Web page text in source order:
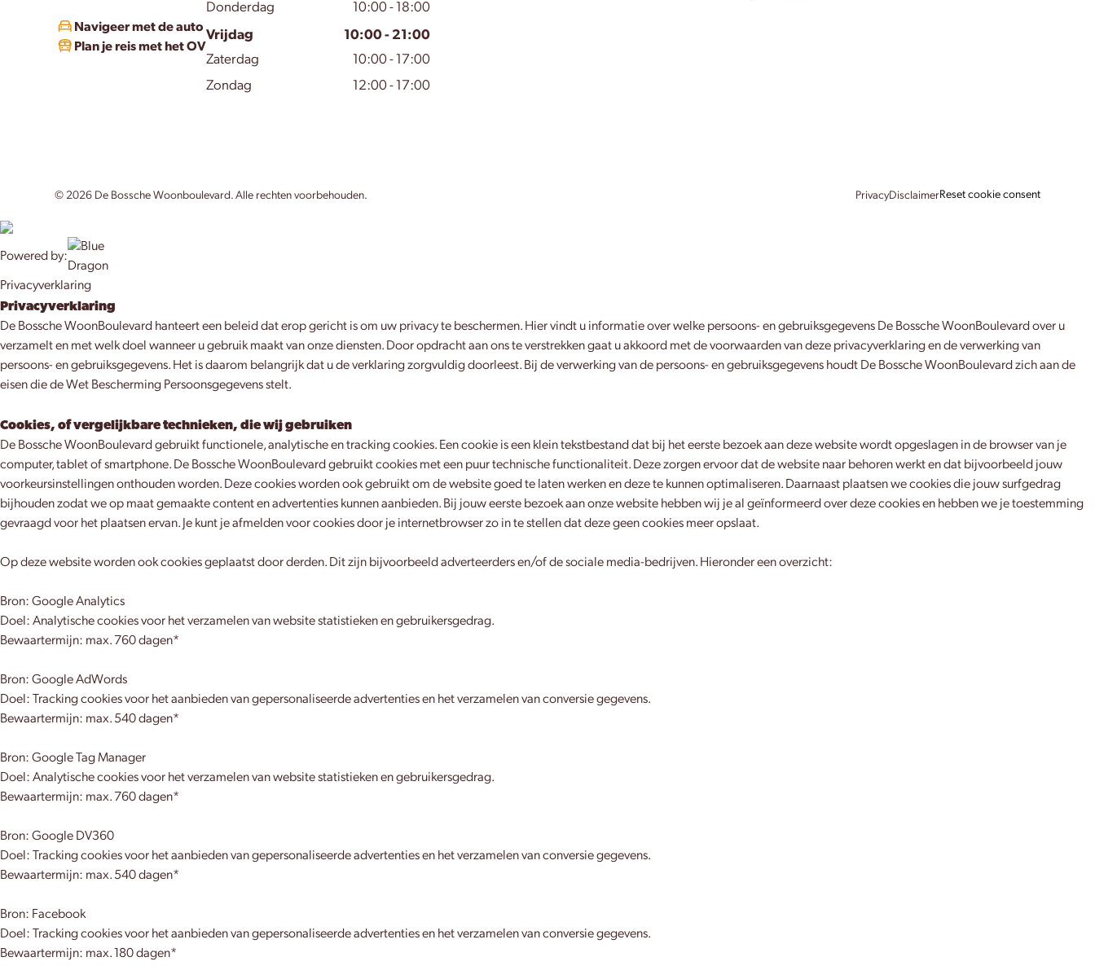
Navigeer met de auto
Plan je reis met het OV
Donderdag
10:00 - 18:00
Vrijdag 10:00 - 21:00
Zaterdag
10:00 - 17:00
Zondag
12:00 - 17:00
© 2026 De Bossche Woonboulevard. Alle rechten voorbehouden. PrivacyDisclaimerReset cookie consent
Powered by:
Privacyverklaring
Privacyverklaring
De Bossche WoonBoulevard hanteert een beleid dat erop gericht is om uw privacy te beschermen. Hier vindt u informatie over welke persoons- en gebruiksgegevens De Bossche WoonBoulevard over u
verzamelt en met welk doel wanneer u gebruik maakt van onze diensten. Door opdracht aan ons te verstrekken gaat u akkoord met de voorwaarden van deze privacyverklaring en de verwerking van
persoons- en gebruiksgegevens. Het is daarom belangrijk dat u de verklaring zorgvuldig doorleest. Bij de verwerking van de persoons- en gebruiksgegevens houdt De Bossche WoonBoulevard zich aan de
eisen die de Wet Bescherming Persoonsgegevens stelt.
Cookies, of vergelijkbare technieken, die wij gebruiken
De Bossche WoonBoulevard gebruikt functionele, analytische en tracking cookies. Een cookie is een klein tekstbestand dat bij het eerste bezoek aan deze website wordt opgeslagen in de browser van je
computer, tablet of smartphone. De Bossche WoonBoulevard gebruikt cookies met een puur technische functionaliteit. Deze zorgen ervoor dat de website naar behoren werkt en dat bijvoorbeeld jouw
voorkeursinstellingen onthouden worden. Deze cookies worden ook gebruikt om de website goed te laten werken en deze te kunnen optimaliseren. Daarnaast plaatsen we cookies die jouw surfgedrag
bijhouden zodat we op maat gemaakte content en advertenties kunnen aanbieden. Bij jouw eerste bezoek aan onze website hebben wij je al geïnformeerd over deze cookies en hebben we je toestemming
gevraagd voor het plaatsen ervan. Je kunt je afmelden voor cookies door je internetbrowser zo in te stellen dat deze geen cookies meer opslaat.
Op deze website worden ook cookies geplaatst door derden. Dit zijn bijvoorbeeld adverteerders en/of de sociale media-bedrijven. Hieronder een overzicht:
Bron: Google Analytics
Doel: Analytische cookies voor het verzamelen van website statistieken en gebruikersgedrag.
Bewaartermijn: max. 760 dagen*
Bron: Google AdWords
Doel: Tracking cookies voor het aanbieden van gepersonaliseerde advertenties en het verzamelen van conversie gegevens.
Bewaartermijn: max. 540 dagen*
Bron: Google Tag Manager
Doel: Analytische cookies voor het verzamelen van website statistieken en gebruikersgedrag.
Bewaartermijn: max. 760 dagen*
Bron: Google DV360
Doel: Tracking cookies voor het aanbieden van gepersonaliseerde advertenties en het verzamelen van conversie gegevens.
Bewaartermijn: max. 540 dagen*
Bron: Facebook
Doel: Tracking cookies voor het aanbieden van gepersonaliseerde advertenties en het verzamelen van conversie gegevens.
Bewaartermijn: max. 180 dagen*